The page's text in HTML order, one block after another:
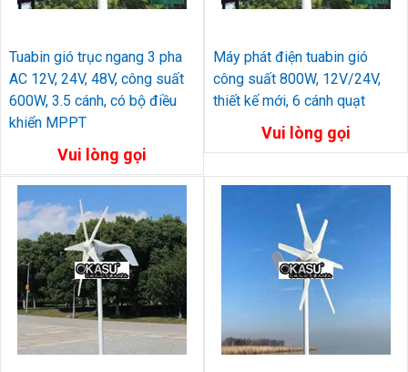
Tuabin gió trục ngang 3 pha
AC 12V, 24V, 48V, công suất
600W, 3.5 cánh, có bộ điều
khiển MPPT
Vui lòng gọi
Máy phát điện tuabin gió
công suất 800W, 12V/24V,
thiết kế mới, 6 cánh quạt
Vui lòng gọi